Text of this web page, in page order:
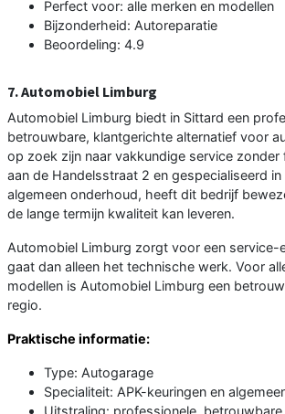
Perfect voor: alle merken en modellen
Bijzonderheid: Autoreparatie
Beoordeling: 4.9
7. Automobiel Limburg
Automobiel Limburg biedt in Sittard een
betrouwbare, klantgerichte alternatief voor
op zoek zijn naar vakkundige service zonder
aan de Handelsstraat 2 en gespecialiseerd in
algemeen onderhoud, heeft dit bedrijf
de lange termijn kwaliteit kan leveren.
Automobiel Limburg zorgt voor een service-
gaat dan alleen het technische werk. Voor
modellen is Automobiel Limburg een
regio.
Praktische informatie:
Type: Autogarage
Specialiteit: APK-keuringen en
Uitstraling: professionele,